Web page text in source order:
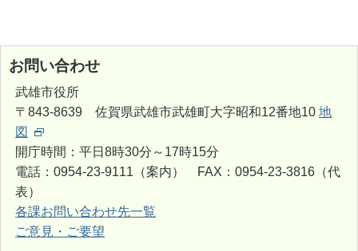
お問い合わせ
武雄市役所
〒843-8639 佐賀県武雄市武雄町大字昭和12番地10 地
図
開庁時間：平日8時30分～17時15分
電話：0954-23-9111（案内） FAX：0954-23-3816（代
表）
各課お問い合わせ先一覧
ご意見・ご要望